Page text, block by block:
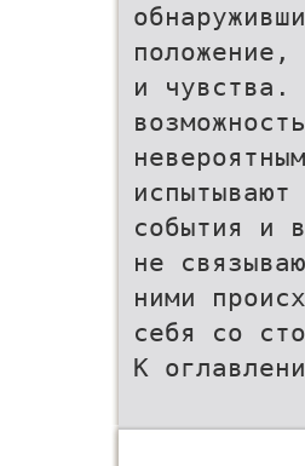
положение,
и чувства.
события и
не
ними
себя со
К